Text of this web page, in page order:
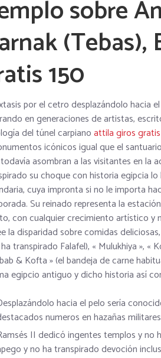
sobre
150
por el cetro desplazándolo hacia
en generaciones de artistas,
del túnel carpianoattila giros
icónicos igual que el
asombran a las visitantes en la
su choque con historia egipcia
cuya impronta si no le importa
Su reinado representa la
con cualquier crecimiento artístico y
la disparidad sobre comidas
transpirado Falafel), « Mulukhiya », «
& Kofta » (el bandeja de carne
egipcio antiguo y dicho historia así­
hacia el pelo serí­a
numeros en hazañas
II dedicó ingentes templos y
y no ha transpirado devoción